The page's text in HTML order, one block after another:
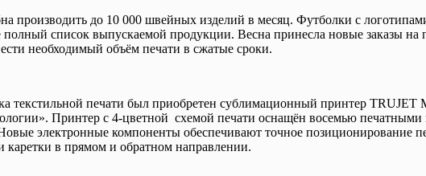
производить до 10 000 швейных изделий в месяц. Футболки с
список выпускаемой продукции. Весна принесла новые заказы
необходимый объём печати в сжатые сроки.
текстильной печати был приобретен сублимационный принтер
Принтер с 4-цветной схемой печати оснащён восемью печатными
электронные компоненты обеспечивают точное позиционирование
в прямом и обратном направлении.